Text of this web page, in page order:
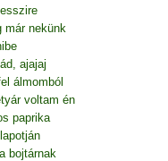
már nekünk
ajajaj
álmomból
voltam én
paprika
bojtárnak